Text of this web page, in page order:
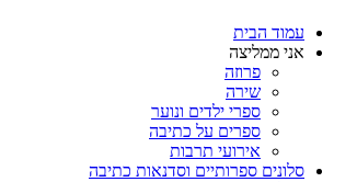
עמוד הבית
אני ממליצה
פרוזה
שירה
ספרי ילדים ונוער
ספרים על כתיבה
אירועי תרבות
סלונים ספרותיים וסדנאות כתיבה